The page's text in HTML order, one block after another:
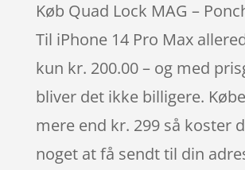
Køb Quad Lock MAG –
Til iPhone 14 Pro Max
kun kr. 200.00 – og med
bliver det ikke billigere.
mere end kr. 299 så koster
noget at få sendt til din